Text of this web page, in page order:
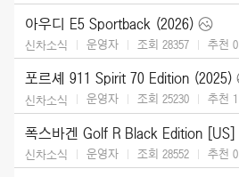
아우디 E5 Sportback (2026)
신차소식 운영자 조회 28357 추천 0
포르셰 911 Spirit 70 Edition (2025)
신차소식 운영자 조회 25230 추천 1
신차소식 운영자 조회 28552 추천 0